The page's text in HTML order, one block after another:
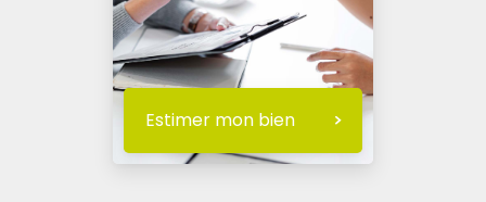
Estimer mon bien